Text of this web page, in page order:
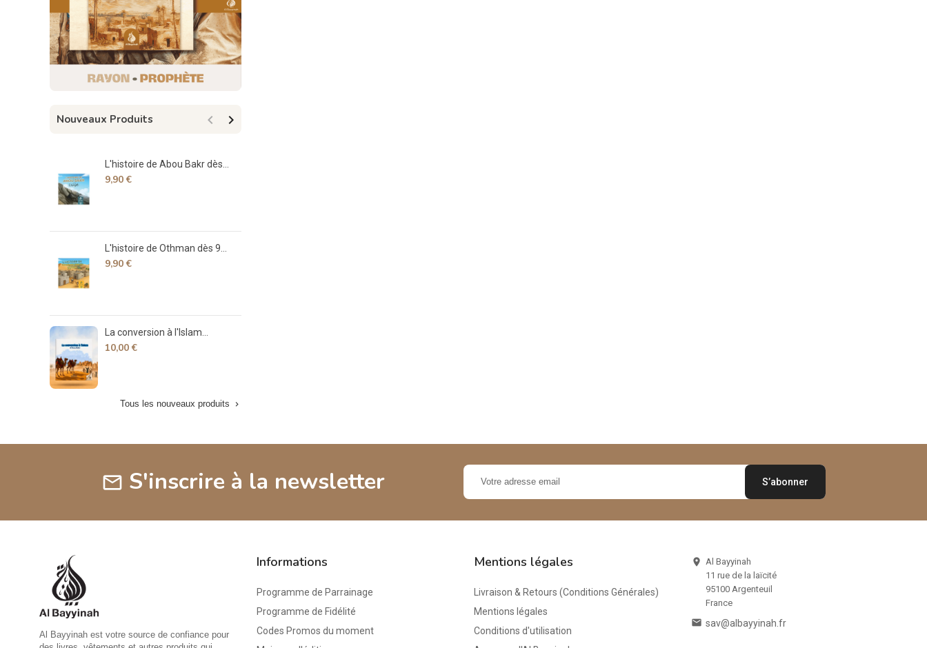
Nouveaux Produits
L'histoire de Abou Bakr dès...
9,90 €
L'histoire de Othman dès 9...
9,90 €
La conversion à l'Islam...
10,00 €
 
Tous les nouveaux produits 
mail S'inscrire à la newsletter
Al Bayyinah est votre source de confiance pour
Informations
Programme de Parrainage
Programme de Fidélité
Codes Promos du moment
Mentions légales
Livraison & Retours (Conditions Générales)
Mentions légales
Conditions d'utilisation
 Al Bayyinah
11 rue de la laïcité
95100 Argenteuil
France
 sav@albayyinah.fr